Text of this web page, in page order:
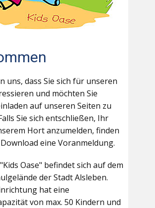
uns, dass Sie sich für unseren
und möchten Sie
auf unseren Seiten zu
Sie sich entschließen, Ihr
Hort anzumelden, finden
eine Voranmeldung.
Oase" befindet sich auf dem
der Stadt Alsleben.
hat eine
von max. 50 Kindern und